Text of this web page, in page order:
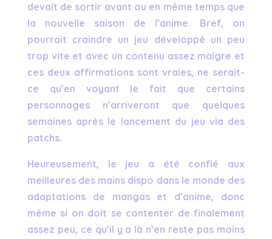
devait de sortir avant ou en même temps que
la nouvelle saison de l’anime. Bref, on
pourrait craindre un jeu développé un peu
trop vite et avec un contenu assez maigre et
ces deux affirmations sont vraies, ne serait-
ce qu’en voyant le fait que certains
personnages n’arriveront que quelques
semaines après le lancement du jeu via des
patchs.
Heureusement, le jeu a été confié aux
meilleures des mains dispo dans le monde des
adaptations de mangas et d’anime, donc
même si on doit se contenter de finalement
assez peu, ce qu’il y a là n’en reste pas moins